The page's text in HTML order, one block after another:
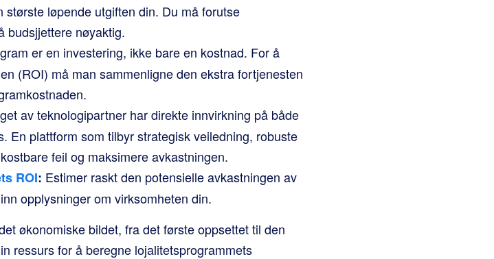
løpende utgiften din. Du må forutse
budsjjettere nøyaktig.
er en investering, ikke bare en kostnad. For å
(ROI) må man sammenligne den ekstra fortjenesten
av teknologipartner har direkte innvirkning på både
En plattform som tilbyr strategisk veiledning, robuste
feil og maksimere avkastningen.
ROI: Estimer raskt den potensielle avkastningen av
opplysninger om virksomheten din.
økonomiske bildet, fra det første oppsettet til den
ressurs for å beregne lojalitetsprogrammets